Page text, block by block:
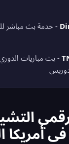
- خدمة بث مباشر
- بث مباريات
أمريكا